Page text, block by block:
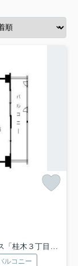
丁目」 停歩7分
ルコニー